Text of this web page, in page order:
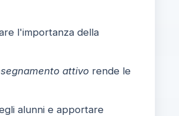
l'importanza della
attivorende le
alunni e apportare